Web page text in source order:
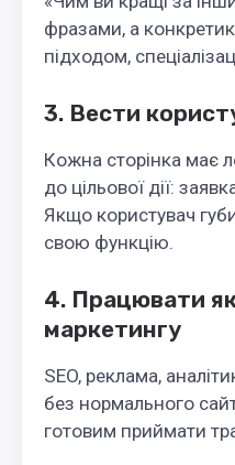
фразами, а
підходом,
3. Вести
Кожна сторінка має
до цільової дії:
Якщо користувач
свою функцію.
4. Працювати
маркетингу
SEO, реклама,
без нормального
готовим приймати